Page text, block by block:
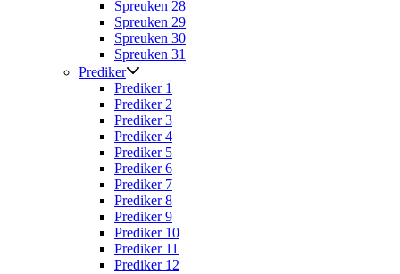
Spreuken 28
Spreuken 29
Spreuken 30
Spreuken 31
Prediker
Prediker 1
Prediker 2
Prediker 3
Prediker 4
Prediker 5
Prediker 6
Prediker 7
Prediker 8
Prediker 9
Prediker 10
Prediker 11
Prediker 12